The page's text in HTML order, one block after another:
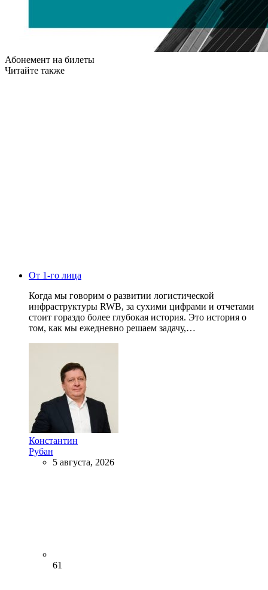
Абонемент на билеты
Читайте также
От 1-го лица
Когда мы говорим о развитии логистической
инфраструктуры RWB, за сухими цифрами и отчетами
стоит гораздо более глубокая история. Это история о
том, как мы ежедневно решаем задачу,…
Константин
Рубан
5 августа, 2026
61